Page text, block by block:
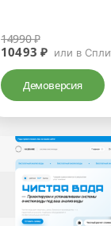
14990 ₽
10493 ₽ или в
Демоверсия